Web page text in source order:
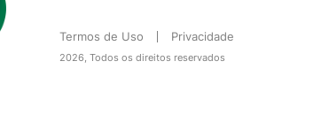
Termos de Uso Privacidade
2026, Todos os direitos reservados